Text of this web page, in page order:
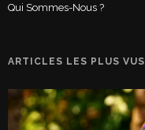
Qui Sommes-Nous ?
ARTICLES LES PLUS VUS